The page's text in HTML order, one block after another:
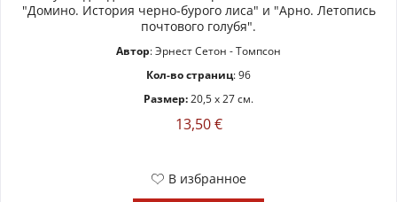
"Домино. История черно-бурого лиса" и "Арно. Летопись
почтового голубя".
Автор: Эрнест Сетон - Томпсон
Кол-во страниц: 96
Размер:20,5 x 27 см.
13,50 €
В избранное